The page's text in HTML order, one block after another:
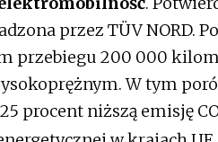
przez TÜV NORD.
przebiegu 200 000
W tym
procent niższą emisję